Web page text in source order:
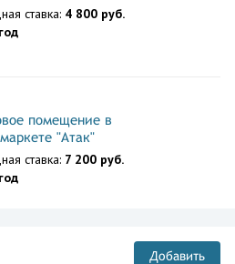
ставка: 4 800 руб.
помещение в
"Атак"
ставка: 7 200 руб.
Добавить